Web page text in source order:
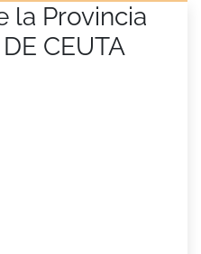
la Provincia
CEUTA